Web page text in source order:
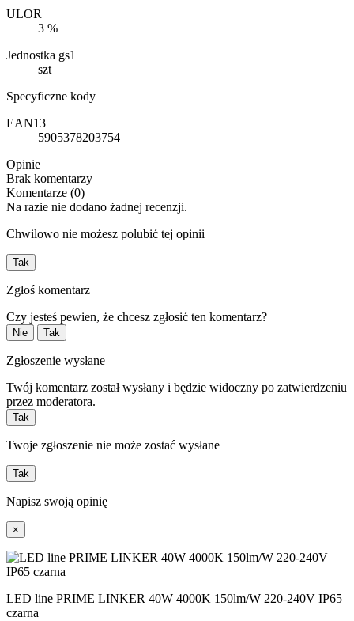
ULOR
3 %
Jednostka gs1
szt
Specyficzne kody
EAN13
5905378203754
Opinie
Brak komentarzy
Komentarze (0)
Na razie nie dodano żadnej recenzji.
Chwilowo nie możesz polubić tej opinii
Tak
Zgłoś komentarz
Czy jesteś pewien, że chcesz zgłosić ten komentarz?
Nie Tak
Zgłoszenie wysłane
Twój komentarz został wysłany i będzie widoczny po zatwierdzeniu
przez moderatora.
Tak
Twoje zgłoszenie nie może zostać wysłane
Tak
Napisz swoją opinię
×
LED line PRIME LINKER 40W 4000K 150lm/W 220-240V IP65
czarna